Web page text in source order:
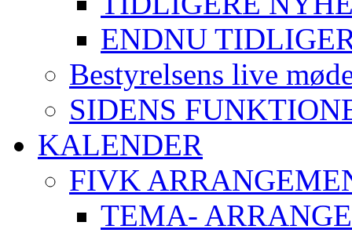
ENDNU
Bestyrelsens live
SIDENS
KALENDER
FIVK
TEMA-